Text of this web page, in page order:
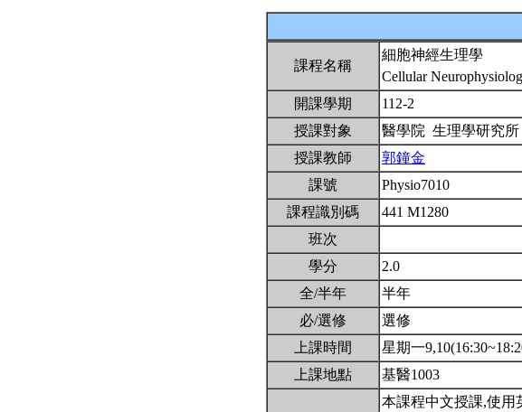
課程名稱
細胞神經生理學
Cellular
開課學期
112-2
授課對象
醫學院 生理學研究所
授課教師
郭鐘金
課號
Physio7010
課程識別碼
441 M1280
班次
學分
2.0
全/半年
半年
必/選修
選修
上課時間
星期一
上課地點
基醫1003
本課程中文授課,使用